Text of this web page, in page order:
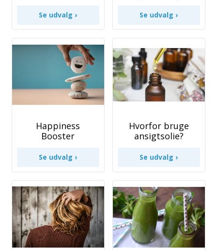
Happiness
Booster
Hvorfor bruge
ansigtsolie?